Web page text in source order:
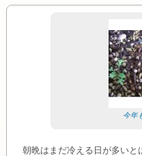
今年
朝晩はまだ冷える日が多いと